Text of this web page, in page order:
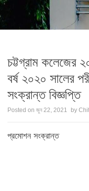
চট্টগ্রাম কলেজের
বর্ষ ২০২০ সালের
সংক্রান্ত বিজ্ঞপ্তি
Posted on জুন 22, 2021 by
প্রমোশন সংক্রান্ত